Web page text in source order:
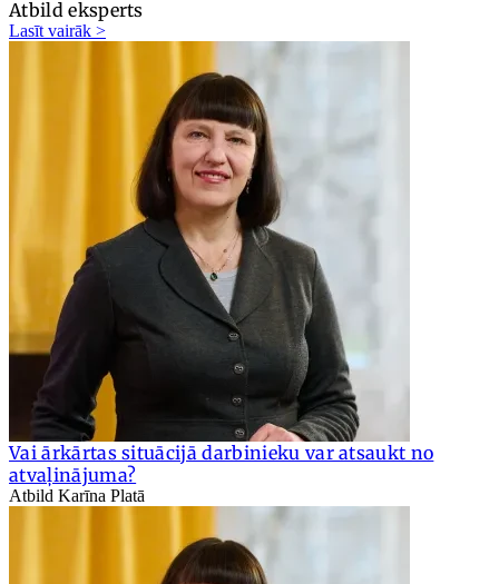
Atbild eksperts
Lasīt vairāk >
Vai ārkārtas situācijā darbinieku var atsaukt no
atvaļinājuma?
Atbild Karīna Platā